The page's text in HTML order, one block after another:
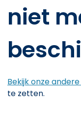
niet
Bekijk onze
te zetten.